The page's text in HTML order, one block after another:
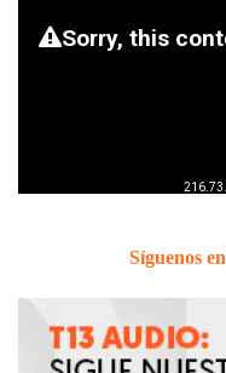
Síguenos en